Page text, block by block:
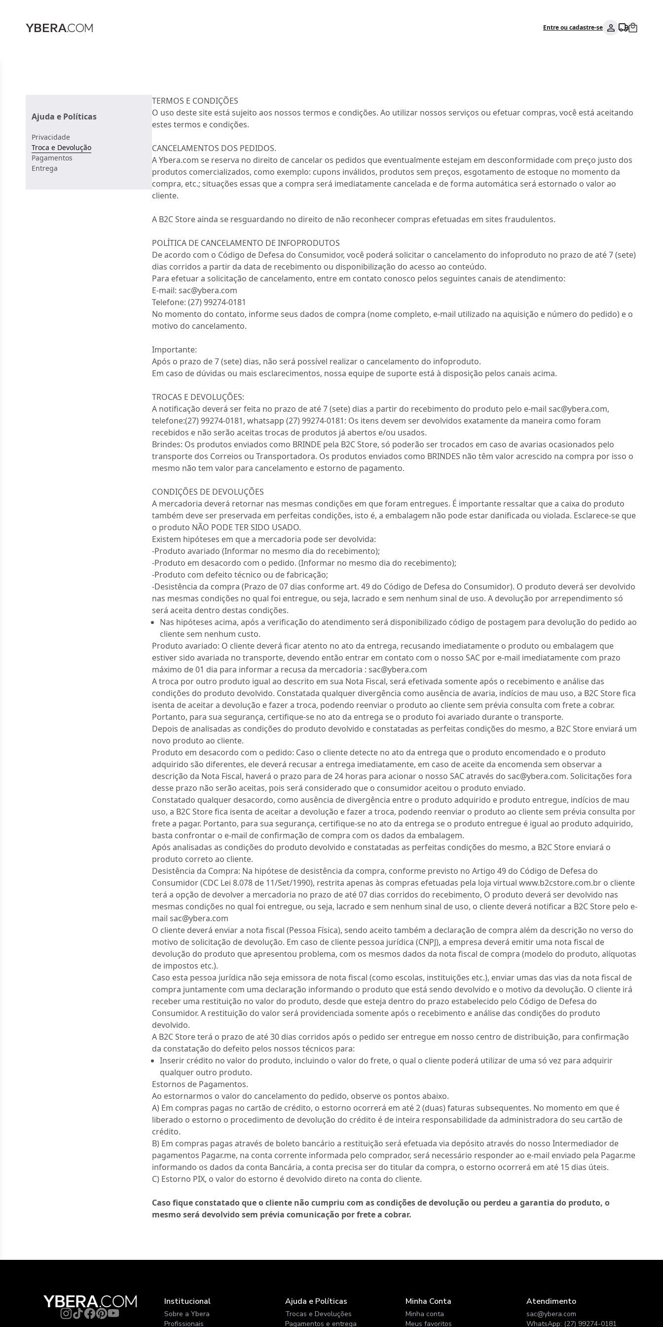
Entre ou cadastre-se
Ajuda e Políticas
Privacidade
Troca e Devolução
Pagamentos
Entrega
TERMOS E CONDIÇÕES
O uso deste site está sujeito aos nossos termos e condições. Ao utilizar nossos serviços ou efetuar compras, você está aceitando
estes termos e condições.
CANCELAMENTOS DOS PEDIDOS.
A Ybera.com se reserva no direito de cancelar os pedidos que eventualmente estejam em desconformidade com preço justo dos
produtos comercializados, como exemplo: cupons inválidos, produtos sem preços, esgotamento de estoque no momento da
compra, etc.; situações essas que a compra será imediatamente cancelada e de forma automática será estornado o valor ao
cliente.
A B2C Store ainda se resguardando no direito de não reconhecer compras efetuadas em sites fraudulentos.
POLÍTICA DE CANCELAMENTO DE INFOPRODUTOS
De acordo com o Código de Defesa do Consumidor, você poderá solicitar o cancelamento do infoproduto no prazo de até 7 (sete)
dias corridos a partir da data de recebimento ou disponibilização do acesso ao conteúdo.
Para efetuar a solicitação de cancelamento, entre em contato conosco pelos seguintes canais de atendimento:
E-mail: sac@ybera.com
Telefone: (27) 99274-0181
No momento do contato, informe seus dados de compra (nome completo, e-mail utilizado na aquisição e número do pedido) e o
motivo do cancelamento.
Importante:
Após o prazo de 7 (sete) dias, não será possível realizar o cancelamento do infoproduto.
Em caso de dúvidas ou mais esclarecimentos, nossa equipe de suporte está à disposição pelos canais acima.
TROCAS E DEVOLUÇÕES:
A notificação deverá ser feita no prazo de até 7 (sete) dias a partir do recebimento do produto pelo e-mail sac@ybera.com,
telefone:(27) 99274-0181, whatsapp (27) 99274-0181: Os itens devem ser devolvidos exatamente da maneira como foram
recebidos e não serão aceitas trocas de produtos já abertos e/ou usados.
Brindes: Os produtos enviados como BRINDE pela B2C Store, só poderão ser trocados em caso de avarias ocasionados pelo
transporte dos Correios ou Transportadora. Os produtos enviados como BRINDES não têm valor acrescido na compra por isso o
mesmo não tem valor para cancelamento e estorno de pagamento.
CONDIÇÕES DE DEVOLUÇÕES
A mercadoria deverá retornar nas mesmas condições em que foram entregues. É importante ressaltar que a caixa do produto
também deve ser preservada em perfeitas condições, isto é, a embalagem não pode estar danificada ou violada. Esclarece-se que
o produto NÃO PODE TER SIDO USADO.
Existem hipóteses em que a mercadoria pode ser devolvida:
-Produto avariado (Informar no mesmo dia do recebimento);
-Produto em desacordo com o pedido. (Informar no mesmo dia do recebimento);
-Produto com defeito técnico ou de fabricação;
-Desistência da compra (Prazo de 07 dias conforme art. 49 do Código de Defesa do Consumidor). O produto deverá ser devolvido
nas mesmas condições no qual foi entregue, ou seja, lacrado e sem nenhum sinal de uso. A devolução por arrependimento só
será aceita dentro destas condições.
Nas hipóteses acima, após a verificação do atendimento será disponibilizado código de postagem para devolução do pedido ao
cliente sem nenhum custo.
Produto avariado: O cliente deverá ficar atento no ato da entrega, recusando imediatamente o produto ou embalagem que
estiver sido avariada no transporte, devendo então entrar em contato com o nosso SAC por e-mail imediatamente com prazo
máximo de 01 dia para informar a recusa da mercadoria : sac@ybera.com
A troca por outro produto igual ao descrito em sua Nota Fiscal, será efetivada somente após o recebimento e análise das
condições do produto devolvido. Constatada qualquer divergência como ausência de avaria, indícios de mau uso, a B2C Store fica
isenta de aceitar a devolução e fazer a troca, podendo reenviar o produto ao cliente sem prévia consulta com frete a cobrar.
Portanto, para sua segurança, certifique-se no ato da entrega se o produto foi avariado durante o transporte.
Depois de analisadas as condições do produto devolvido e constatadas as perfeitas condições do mesmo, a B2C Store enviará um
novo produto ao cliente.
Produto em desacordo com o pedido: Caso o cliente detecte no ato da entrega que o produto encomendado e o produto
adquirido são diferentes, ele deverá recusar a entrega imediatamente, em caso de aceite da encomenda sem observar a
descrição da Nota Fiscal, haverá o prazo para de 24 horas para acionar o nosso SAC através do sac@ybera.com. Solicitações fora
desse prazo não serão aceitas, pois será considerado que o consumidor aceitou o produto enviado.
Constatado qualquer desacordo, como ausência de divergência entre o produto adquirido e produto entregue, indícios de mau
uso, a B2C Store fica isenta de aceitar a devolução e fazer a troca, podendo reenviar o produto ao cliente sem prévia consulta por
frete a pagar. Portanto, para sua segurança, certifique-se no ato da entrega se o produto entregue é igual ao produto adquirido,
basta confrontar o e-mail de confirmação de compra com os dados da embalagem.
Após analisadas as condições do produto devolvido e constatadas as perfeitas condições do mesmo, a B2C Store enviará o
produto correto ao cliente.
Desistência da Compra: Na hipótese de desistência da compra, conforme previsto no Artigo 49 do Código de Defesa do
Consumidor (CDC Lei 8.078 de 11/Set/1990), restrita apenas às compras efetuadas pela loja virtual www.b2cstore.com.br o cliente
terá a opção de devolver a mercadoria no prazo de até 07 dias corridos do recebimento, O produto deverá ser devolvido nas
mesmas condições no qual foi entregue, ou seja, lacrado e sem nenhum sinal de uso, o cliente deverá notificar a B2C Store pelo e-
mail sac@ybera.com
O cliente deverá enviar a nota fiscal (Pessoa Física), sendo aceito também a declaração de compra além da descrição no verso do
motivo de solicitação de devolução. Em caso de cliente pessoa jurídica (CNPJ), a empresa deverá emitir uma nota fiscal de
devolução do produto que apresentou problema, com os mesmos dados da nota fiscal de compra (modelo do produto, alíquotas
de impostos etc.).
Caso esta pessoa jurídica não seja emissora de nota fiscal (como escolas, instituições etc.), enviar umas das vias da nota fiscal de
compra juntamente com uma declaração informando o produto que está sendo devolvido e o motivo da devolução. O cliente irá
receber uma restituição no valor do produto, desde que esteja dentro do prazo estabelecido pelo Código de Defesa do
Consumidor. A restituição do valor será providenciada somente após o recebimento e análise das condições do produto
devolvido.
A B2C Store terá o prazo de até 30 dias corridos após o pedido ser entregue em nosso centro de distribuição, para confirmação
da constatação do defeito pelos nossos técnicos para:
Inserir crédito no valor do produto, incluindo o valor do frete, o qual o cliente poderá utilizar de uma só vez para adquirir
qualquer outro produto.
Estornos de Pagamentos.
Ao estornarmos o valor do cancelamento do pedido, observe os pontos abaixo.
A) Em compras pagas no cartão de crédito, o estorno ocorrerá em até 2 (duas) faturas subsequentes. No momento em que é
liberado o estorno o procedimento de devolução do crédito é de inteira responsabilidade da administradora do seu cartão de
crédito.
B) Em compras pagas através de boleto bancário a restituição será efetuada via depósito através do nosso Intermediador de
pagamentos Pagar.me, na conta corrente informada pelo comprador, será necessário responder ao e-mail enviado pela Pagar.me
informando os dados da conta Bancária, a conta precisa ser do titular da compra, o estorno ocorrerá em até 15 dias úteis.
C) Estorno PIX, o valor do estorno é devolvido direto na conta do cliente.
Caso fique constatado que o cliente não cumpriu com as condições de devolução ou perdeu a garantia do produto, o
mesmo será devolvido sem prévia comunicação por frete a cobrar.
Institucional
Sobre a Ybera
Profissionais
Ajuda e Políticas
Trocas e Devoluções
Pagamentos e entrega
Minha Conta
Minha conta
Meus favoritos
Atendimento
sac@ybera.com
WhatsApp: (27) 99274-0181